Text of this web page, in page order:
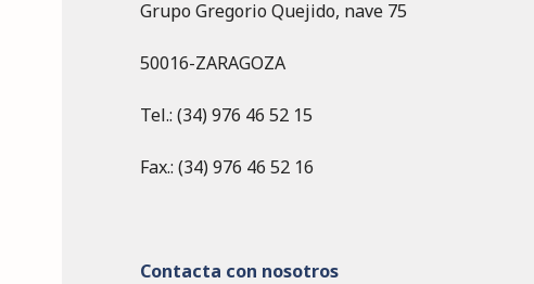
Grupo Gregorio Quejido, nave 75
50016-ZARAGOZA
Tel.: (34) 976 46 52 15
Fax.: (34) 976 46 52 16
Contacta con nosotros